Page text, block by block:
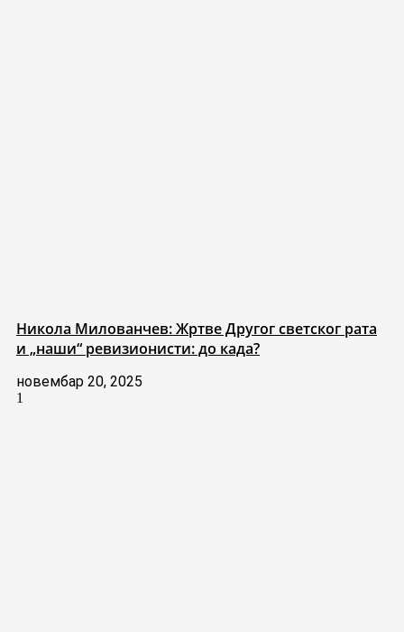
Никола Милованчев: Жртве Другог светског рата
и „наши“ ревизионисти: до када?
новембар 20, 2025